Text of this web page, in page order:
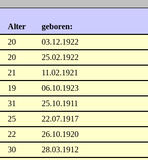
Alter geboren:
20 03.12.1922
20 25.02.1922
21 11.02.1921
19 06.10.1923
31 25.10.1911
25 22.07.1917
22 26.10.1920
30 28.03.1912